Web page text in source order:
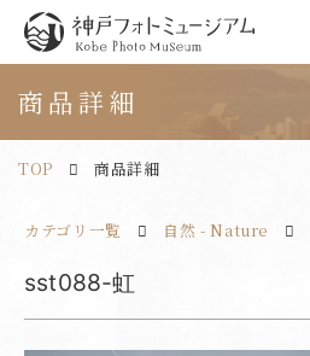
神戸フォトミュージアム
商品詳細
TOP 商品詳細
カテゴリ一覧 自然 - Nature
sst088-虹